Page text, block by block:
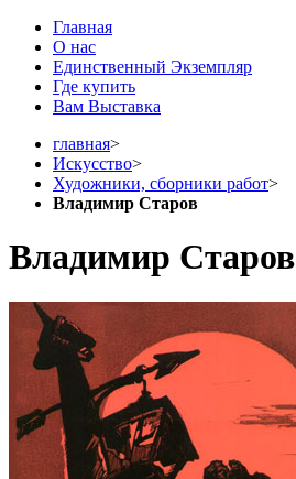
Главная
О нас
Единственный Экземпляр
Где купить
Вам Выставка
главная>
Искусство>
Художники, сборники работ>
Владимир Старов
Владимир Старов